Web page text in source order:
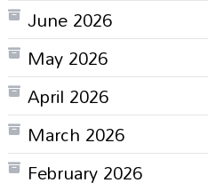
June 2026
May 2026
April 2026
March 2026
February 2026